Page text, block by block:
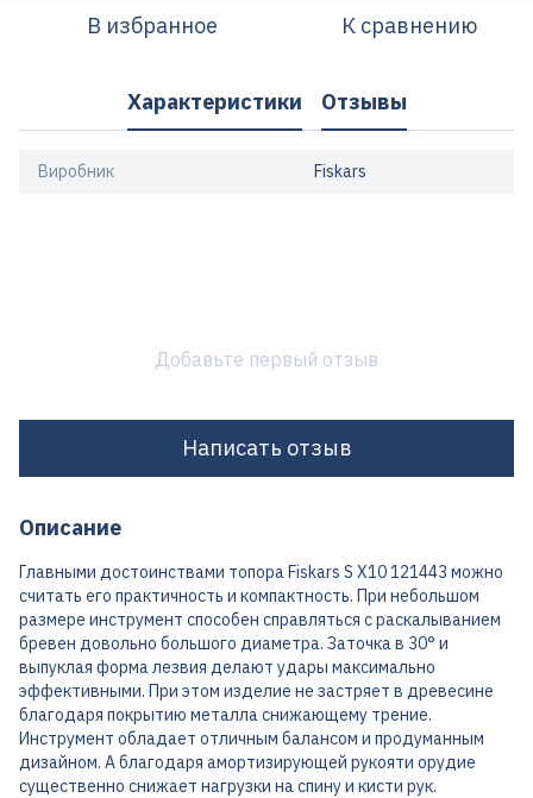
В избранное К сравнению
Характеристики Отзывы
Виробник Fiskars
Добавьте первый отзыв
Написать отзыв
Описание
Главными достоинствами топора Fiskars S X10 121443 можно
считать его практичность и компактность. При небольшом
размере инструмент способен справляться с раскалыванием
бревен довольно большого диаметра. Заточка в 30° и
выпуклая форма лезвия делают удары максимально
эффективными. При этом изделие не застряет в древесине
благодаря покрытию металла снижающему трение.
Инструмент обладает отличным балансом и продуманным
дизайном. А благодаря амортизирующей рукояти орудие
существенно снижает нагрузки на спину и кисти рук.